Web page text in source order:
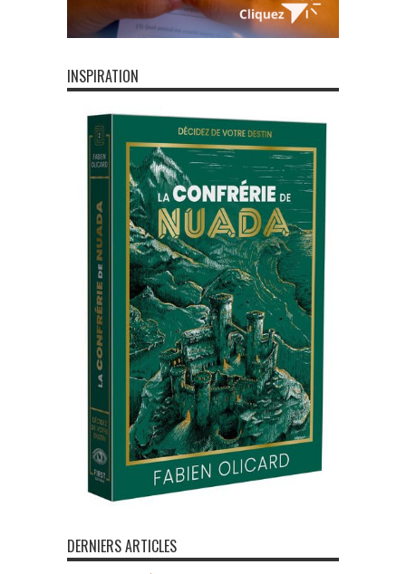
INSPIRATION
DERNIERS ARTICLES